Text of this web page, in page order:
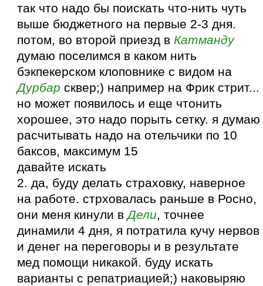
так что надо бы поискать что-нить чуть
выше бюджетного на первые 2-3 дня.
потом, во второй приезд вКатманду
думаю поселимся в каком нить
бэкпекерском клоповнике с видом на
Дурбар сквер;) например на Фрик стрит...
но может появилось и еще чтонить
хорошее, это надо порыть сетку. я думаю
расчитывать надо на отельчики по 10
баксов, максимум 15
давайте искать
2. да, буду делать страховку, наверное
на работе. стрховалась раньше в Росно,
они меня кинули вДели, точнее
динамили 4 дня, я потратила кучу нервов
и денег на переговоры и в результате
мед помощи никакой. буду искать
варианты с репатриацией;) наковыряю